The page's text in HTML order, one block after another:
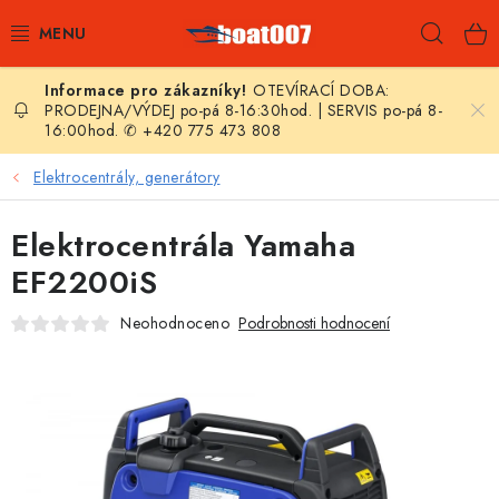
na
E-SHOP
AKČNÍ SLEVY
ZPRAVODAJ
KONTAKTY
NAFUKOVACÍ ČLUNY
OTEVÍRACÍ DOBA:
PRODEJNA/VÝDEJ po-pá 8-16:30hod. | SERVIS po-pá 8-
16:00hod. ✆ +420 775 473 808
Elektrocentrály, generátory
Elektrocentrála Yamaha
EF2200iS
Neohodnoceno Podrobnosti hodnocení